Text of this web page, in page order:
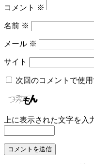
コメント ※
名前 ※
メール ※
サイト
次回のコメントで使
上に表示された文字を入